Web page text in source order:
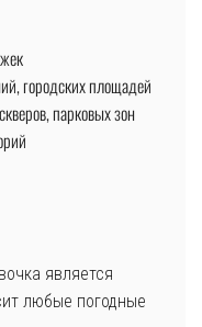
городских площадей
парковых зон
является
любые погодные